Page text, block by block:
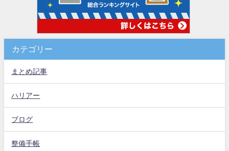
カテゴリー
まとめ記事
ハリアー
ブログ
整備手帳